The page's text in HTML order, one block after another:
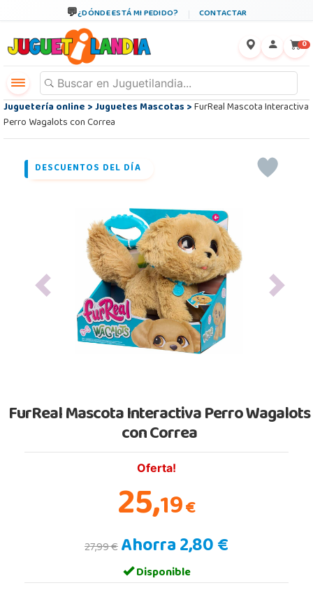
¿DÓNDE ESTÁ MI PEDIDO? CONTACTAR
0
Juguetería online>Juguetes Mascotas>FurReal Mascota Interactiva
Perro Wagalots con Correa
DESCUENTOS DEL DÍA
Previous Next
FurReal Mascota Interactiva Perro Wagalots
con Correa
Oferta!
25,19€
27,99 €Ahorra 2,80 €
Disponible